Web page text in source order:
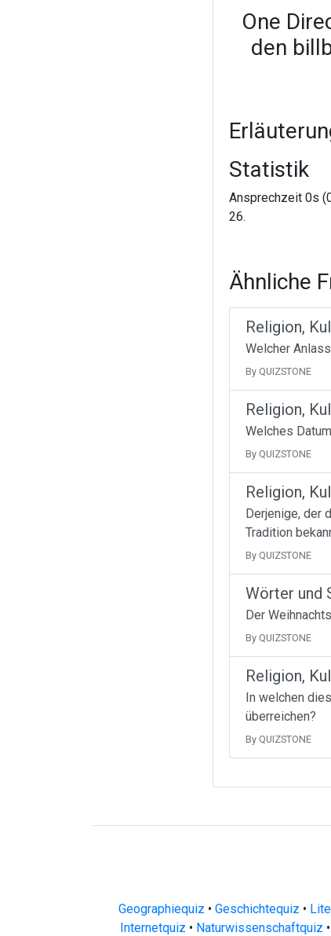
One
den
Statistik
Ansprechzeit 0s
26.
Ähnliche
Religion,
Welcher
By QUIZSTONE
Religion,
Welches
By QUIZSTONE
Religion,
Derjenige, der
Tradition
By QUIZSTONE
Wörter und
Der
By QUIZSTONE
Religion,
In welchen
überreichen?
By QUIZSTONE
Geographiequiz • Geschichtequiz •
Internetquiz • Naturwissenschaftquiz •